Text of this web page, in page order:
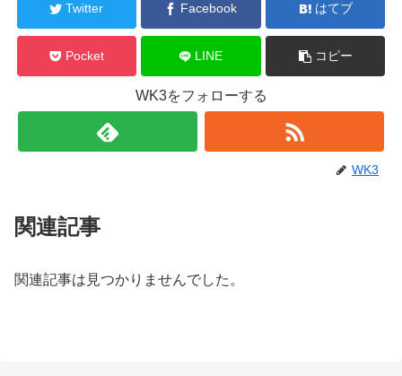
Twitter Facebook はてブ
Pocket LINE コピー
WK3をフォローする
WK3
関連記事
関連記事は見つかりませんでした。